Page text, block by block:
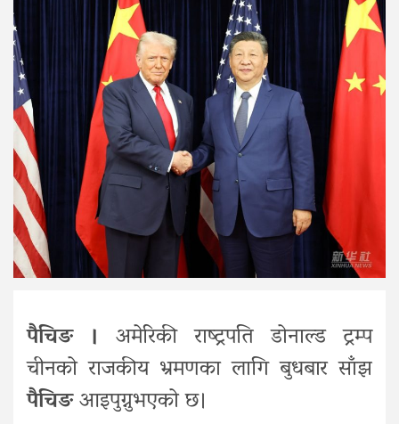
पैचिङ । अमेरिकी राष्ट्रपति डोनाल्ड ट्रम्प
चीनको राजकीय भ्रमणका लागि बुधबार साँझ
पैचिङआइपुग्नुभएको छ।